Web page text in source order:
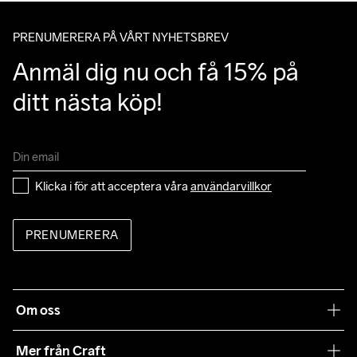
PRENUMERERA PÅ VÅRT NYHETSBREV
Anmäl dig nu och få 15% på
ditt nästa köp!
Klicka i för att acceptera våra användarvillkor
PRENUMERERA
Om oss
Mer från Craft